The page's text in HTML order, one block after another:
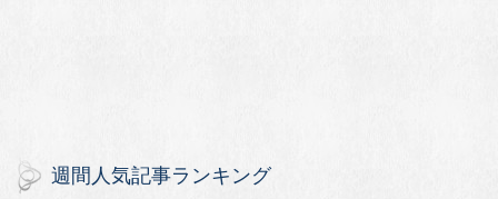
週間人気記事ランキング